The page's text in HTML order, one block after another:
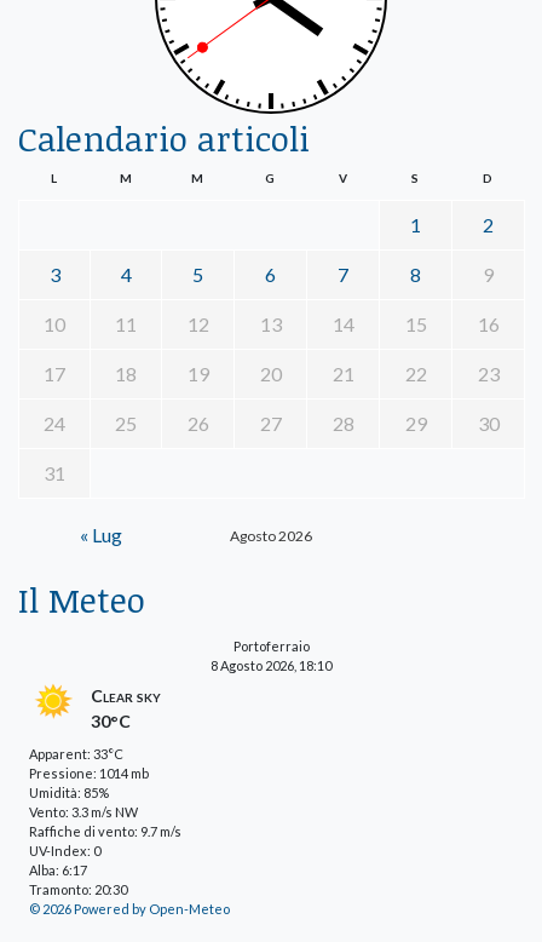
Calendario articoli
Agosto 2026
L M M G V S D
1 2
3 4 5 6 7 8 9
10 11 12 13 14 15 16
17 18 19 20 21 22 23
24 25 26 27 28 29 30
31
« Lug
Il Meteo
Portoferraio
8 Agosto 2026, 18:10
Clear sky
30°C
Apparent: 33°C
Pressione: 1014 mb
Umidità: 85%
Vento: 3.3 m/s NW
Raffiche di vento: 9.7 m/s
UV-Index: 0
Alba: 6:17
Tramonto: 20:30
© 2026 Powered by Open-Meteo